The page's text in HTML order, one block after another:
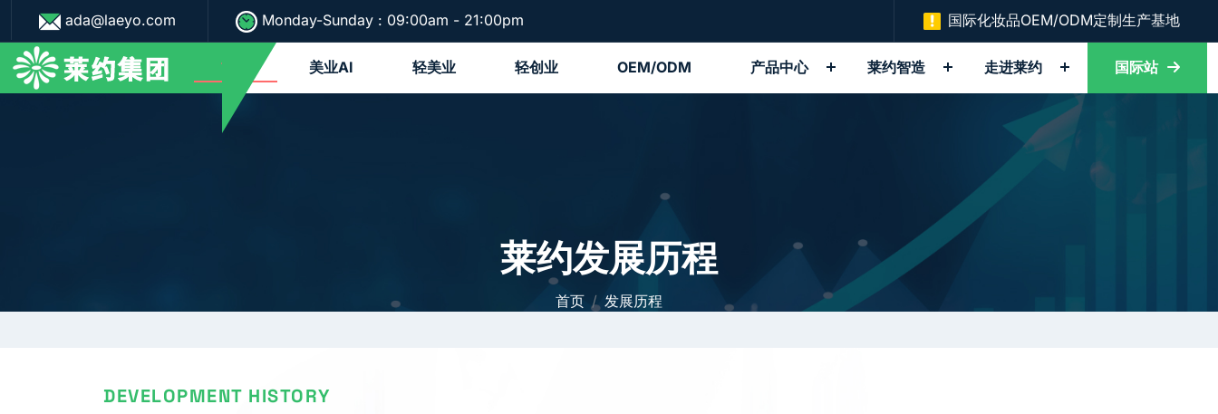
ada@laeyo.com Monday-Sunday : 09:00am - 21:00pm 国际化妆品OEM/ODM定制生产基地
首页 美业AI 轻美业 轻创业 OEM/ODM 产品中心 莱约智造 走进莱约 国际站
莱约发展历程
首页 发展历程
DEVELOPMENT HISTORY